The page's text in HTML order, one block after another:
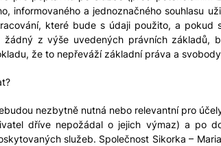
​​informovaného a jednoznačného souhlasu
které bude s údaji použito, a
z výše uvedených právních základů,
že to nepřeváží základní práva a
nezbytně nutná nebo relevantní pro
dříve nepožádal o jejich výmaz) a po
služeb. Společnost Sikorka –